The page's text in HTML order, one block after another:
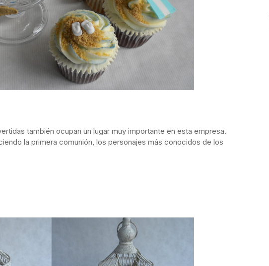
también ocupan un lugar muy importante en esta empresa.
la primera comunión, los personajes más conocidos de los